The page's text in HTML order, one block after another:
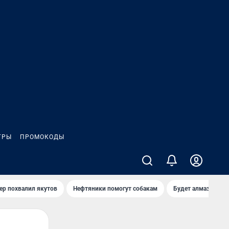
ПРОМОКОДЫ
похвалил якутов Нефтяники помогут собакам Будет алмазный